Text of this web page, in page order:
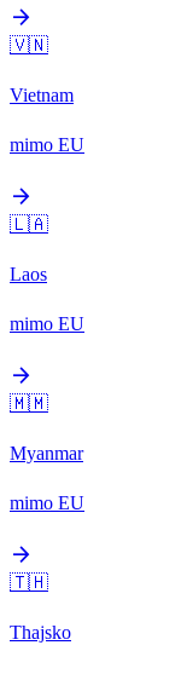
arrow_forward
🇻🇳
Vietnam
mimo EU
arrow_forward
🇱🇦
Laos
mimo EU
arrow_forward
🇲🇲
Myanmar
mimo EU
arrow_forward
🇹🇭
Thajsko